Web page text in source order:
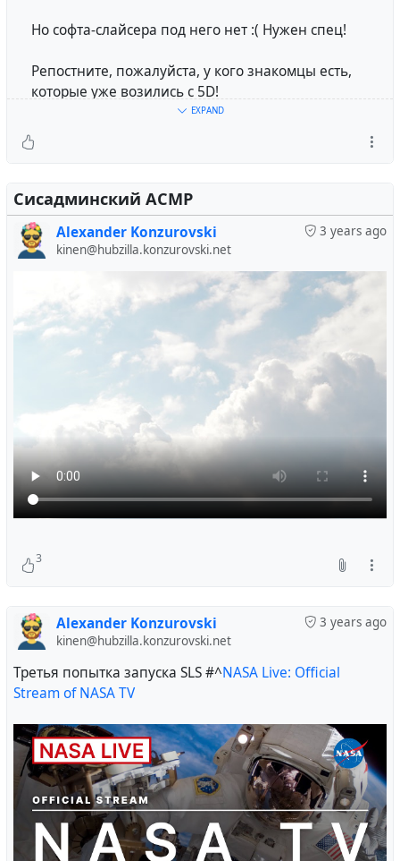
Но софта-слайсера под него нет :( Нужен спец!
Репостните, пожалуйста, у кого знакомцы есть,
которые уже возились с 5D!
EXPAND
Сисадминский АСМР
3 years ago
Alexander Konzurovski
kinen@hubzilla.konzurovski.net
3
3 years ago
Alexander Konzurovski
kinen@hubzilla.konzurovski.net
Третья попытка запуска SLS#^NASA Live: Official
Stream of NASA TV